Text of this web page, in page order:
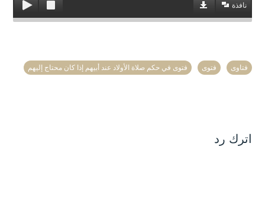
نافذة
فتاوى فتوى فتوى في حكم صلاة الأولاد عند أبيهم إذا كان محتاج إليهم
اترك رد